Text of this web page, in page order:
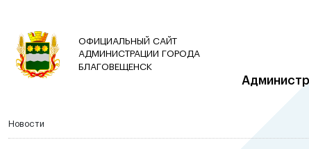
ОФИЦИАЛЬНЫЙ САЙТ
АДМИНИСТРАЦИИ ГОРОДА
БЛАГОВЕЩЕНСК
Новости